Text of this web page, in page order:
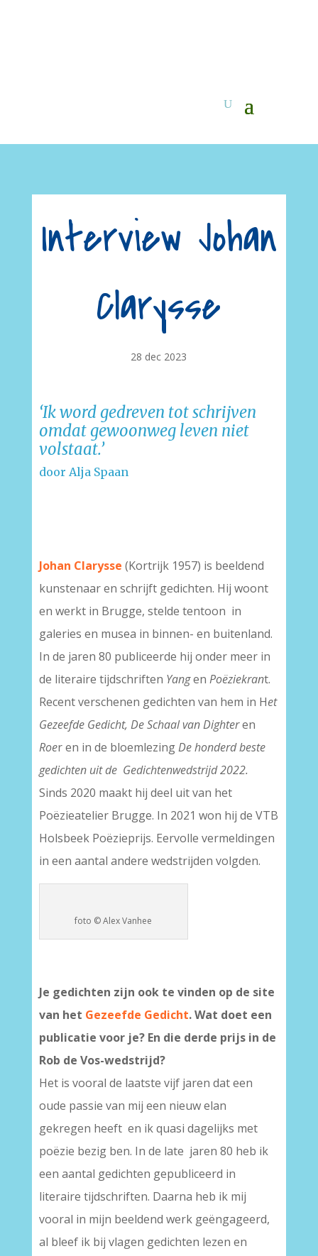
Interview Johan
Clarysse
28 dec 2023
‘Ik word gedreven tot schrijven
omdat gewoonweg leven niet
volstaat.’
door Alja Spaan
Johan Clarysse (Kortrijk 1957) is beeldend
kunstenaar en schrijft gedichten. Hij woont
en werkt in Brugge, stelde tentoon in
galeries en musea in binnen- en buitenland.
In de jaren 80 publiceerde hij onder meer in
de literaire tijdschriften Yangen Poëziekrant.
Recent verschenen gedichten van hem in Het
Gezeefde Gedicht, De Schaal van Dighteren
Roer en in de bloemlezingDe honderd beste
gedichten uit de Gedichtenwedstrijd 2022.
Sinds 2020 maakt hij deel uit van het
Poëzieatelier Brugge. In 2021 won hij de VTB
Holsbeek Poëzieprijs. Eervolle vermeldingen
in een aantal andere wedstrijden volgden.
foto © Alex Vanhee
Je gedichten zijn ook te vinden op de site
van het Gezeefde Gedicht. Wat doet een
publicatie voor je? En die derde prijs in de
Rob de Vos-wedstrijd?
Het is vooral de laatste vijf jaren dat een
oude passie van mij een nieuw elan
gekregen heeft en ik quasi dagelijks met
poëzie bezig ben. In de late jaren 80 heb ik
een aantal gedichten gepubliceerd in
literaire tijdschriften. Daarna heb ik mij
vooral in mijn beeldend werk geëngageerd,
al bleef ik bij vlagen gedichten lezen en